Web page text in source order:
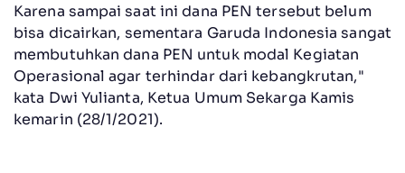
Karena sampai saat ini dana PEN tersebut belum
bisa dicairkan, sementara Garuda Indonesia sangat
membutuhkan dana PEN untuk modal Kegiatan
Operasional agar terhindar dari kebangkrutan,"
kata Dwi Yulianta, Ketua Umum Sekarga Kamis
kemarin (28/1/2021).